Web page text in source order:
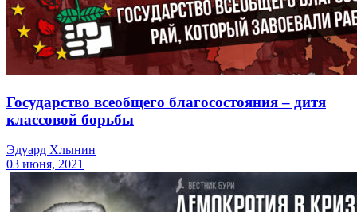
Государство всеобщего благосостояния – дитя
классовой борьбы
Эдуард Хлынин
03 июня, 2021